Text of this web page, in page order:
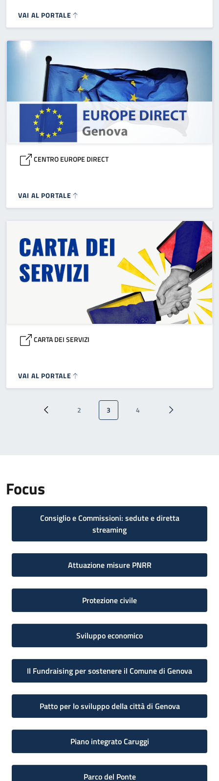
VAI AL PORTALE
CENTRO EUROPE DIRECT
VAI AL PORTALE
CARTA DEI SERVIZI
VAI AL PORTALE
Paginazione
Pagina precedente
Pagina
2 Pagina attuale
3 Pagina
4 Pagina
Focus
Consiglio e Commissioni: sedute e diretta
streaming
Attuazione misure PNRR
Protezione civile
Sviluppo economico
Il Fundraising per sostenere il Comune di Genova
Patto per lo sviluppo della città di Genova
Piano integrato Caruggi
Parco del Ponte